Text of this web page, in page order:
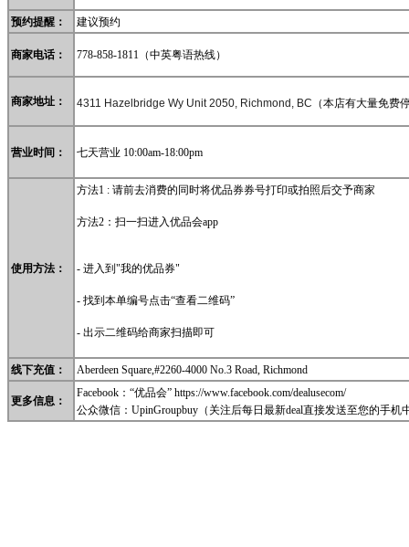
预约提醒： 建议预约
商家电话： 778-858-1811 （中英粤语热线）
商家地址： 4311 Hazelbridge Wy Unit 2050, Richmond, BC （本店有大量免费
营业时间： 七天营业 10:00am-18:00pm
使用方法：
方法1 : 请前去消费的同时将优品券券号打印或拍照后交予商家
方法2：扫一扫进入优品会app
- 进入到"我的优品券"
- 找到本单编号点击“查看二维码”
- 出示二维码给商家扫描即可
线下充值 ： Aberdeen Square,#2260-4000 No.3 Road, Richmond
更多信息 ：
Facebook：“优品会” https://www.facebook.com/dealusecom/
公众微信： UpinGroupbuy （关注后每日最新deal直接发送至您的手机